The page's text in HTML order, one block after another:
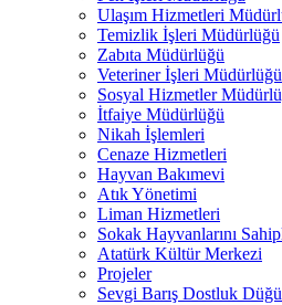
Ulaşım Hizmetleri
Temizlik İşleri Müdürlüğü
Zabıta Müdürlüğü
Veteriner İşleri Müdürlüğü
Sosyal Hizmetler
İtfaiye Müdürlüğü
Nikah İşlemleri
Cenaze Hizmetleri
Hayvan Bakımevi
Atık Yönetimi
Liman Hizmetleri
Sokak Hayvanlarını
Atatürk Kültür Merkezi
Projeler
Sevgi Barış Dostluk